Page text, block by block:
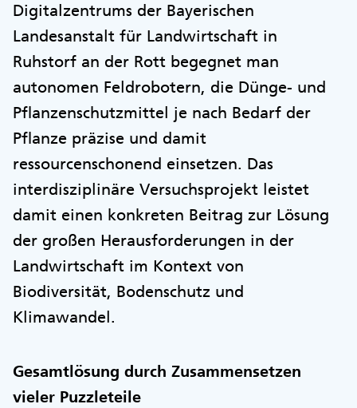
Digitalzentrums der Bayerischen
Landesanstalt für Landwirtschaft in
Ruhstorf an der Rott begegnet man
autonomen Feldrobotern, die Dünge- und
Pflanzenschutzmittel je nach Bedarf der
Pflanze präzise und damit
ressourcenschonend einsetzen. Das
interdisziplinäre Versuchsprojekt leistet
damit einen konkreten Beitrag zur Lösung
der großen Herausforderungen in der
Landwirtschaft im Kontext von
Biodiversität, Bodenschutz und
Klimawandel.
Gesamtlösung durch Zusammensetzen
vieler Puzzleteile